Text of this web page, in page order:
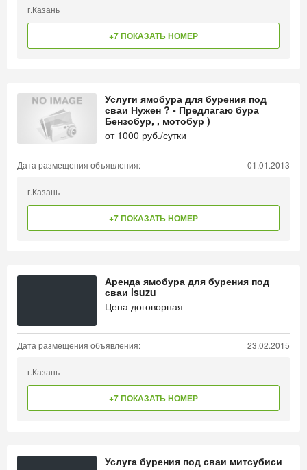
г.Казань
+7 ПОКАЗАТЬ НОМЕР
Услуги ямобура для бурения под
сваи Нужен ? - Предлагаю бура
Бензобур, , мотобур )
от 1000 руб./сутки
Дата размещения объявления: 01.01.2013
г.Казань
+7 ПОКАЗАТЬ НОМЕР
Аренда ямобура для бурения под
сваи isuzu
Цена договорная
Дата размещения объявления: 23.02.2015
г.Казань
+7 ПОКАЗАТЬ НОМЕР
Услуга бурения под сваи митсубиси